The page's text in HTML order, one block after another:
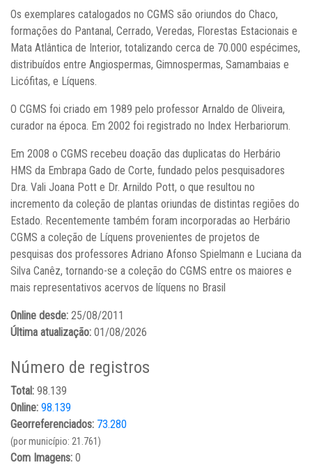
Os exemplares catalogados no CGMS são oriundos do Chaco,
formações do Pantanal, Cerrado, Veredas, Florestas Estacionais e
Mata Atlântica de Interior, totalizando cerca de 70.000 espécimes,
distribuídos entre Angiospermas, Gimnospermas, Samambaias e
Licófitas, e Líquens.
O CGMS foi criado em 1989 pelo professor Arnaldo de Oliveira,
curador na época. Em 2002 foi registrado no Index Herbariorum.
Em 2008 o CGMS recebeu doação das duplicatas do Herbário
HMS da Embrapa Gado de Corte, fundado pelos pesquisadores
Dra. Vali Joana Pott e Dr. Arnildo Pott, o que resultou no
incremento da coleção de plantas oriundas de distintas regiões do
Estado. Recentemente também foram incorporadas ao Herbário
CGMS a coleção de Líquens provenientes de projetos de
pesquisas dos professores Adriano Afonso Spielmann e Luciana da
Silva Canêz, tornando-se a coleção do CGMS entre os maiores e
mais representativos acervos de líquens no Brasil
Online desde: 25/08/2011
Última atualização: 01/08/2026
Número de registros
Total: 98.139
Online: 98.139
Georreferenciados: 73.280
(por município: 21.761)
Com Imagens: 0